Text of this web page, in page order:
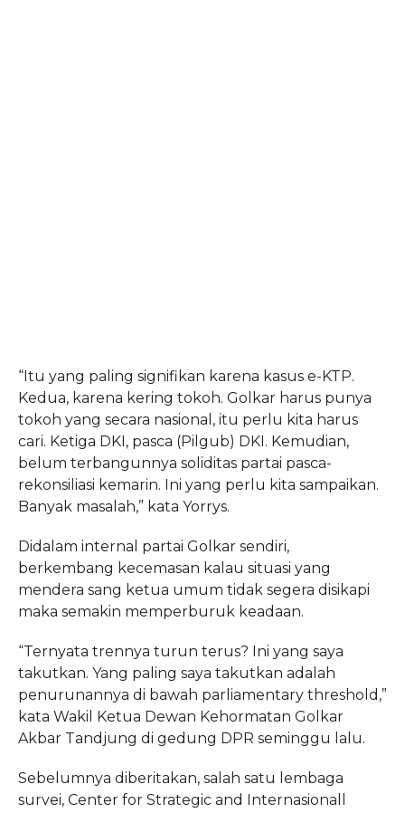
“Itu yang paling signifikan karena kasus e-KTP.
Kedua, karena kering tokoh. Golkar harus punya
tokoh yang secara nasional, itu perlu kita harus
cari. Ketiga DKI, pasca (Pilgub) DKI. Kemudian,
belum terbangunnya soliditas partai pasca-
rekonsiliasi kemarin. Ini yang perlu kita sampaikan.
Banyak masalah,” kata Yorrys.
Didalam internal partai Golkar sendiri,
berkembang kecemasan kalau situasi yang
mendera sang ketua umum tidak segera disikapi
maka semakin memperburuk keadaan.
“Ternyata trennya turun terus? Ini yang saya
takutkan. Yang paling saya takutkan adalah
penurunannya di bawah parliamentary threshold,”
kata Wakil Ketua Dewan Kehormatan Golkar
Akbar Tandjung di gedung DPR seminggu lalu.
Sebelumnya diberitakan, salah satu lembaga
survei, Center for Strategic and Internasionall